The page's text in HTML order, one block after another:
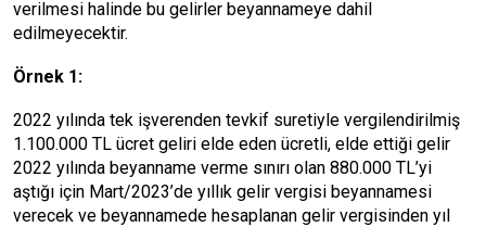
verilmesi halinde bu gelirler beyannameye dahil
edilmeyecektir.
Örnek 1:
2022 yılında tek işverenden tevkif suretiyle vergilendirilmiş
1.100.000 TL ücret geliri elde eden ücretli, elde ettiği gelir
2022 yılında beyanname verme sınırı olan 880.000 TL’yi
aştığı için Mart/2023’de yıllık gelir vergisi beyannamesi
verecek ve beyannamede hesaplanan gelir vergisinden yıl